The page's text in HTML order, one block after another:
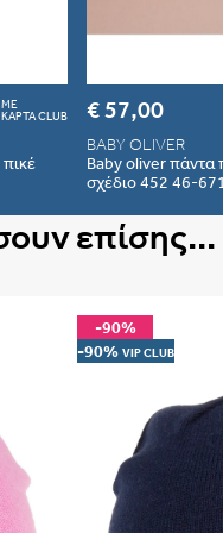
ME
ΚΑΡΤΑ CLUB € 57,00
BABY OLIVER
Baby oliver πάντα
σχέδιο 452 46-
επίσης...
-90%
-90% VIP CLUB